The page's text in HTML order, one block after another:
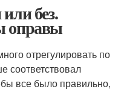
без.
оправы
отрегулировать по
соответствовал
все было правильно,